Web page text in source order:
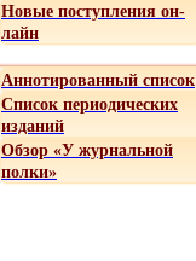
Новые поступления он-
лайн
Аннотированный список
Список периодических
изданий
Обзор «У журнальной
полки»